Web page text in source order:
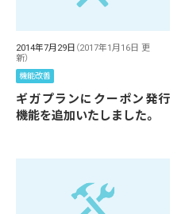
2014年7月29日 （2017年1月16日 更
新）
機能改善
ギガプランにクーポン発行
機能を追加いたしました。